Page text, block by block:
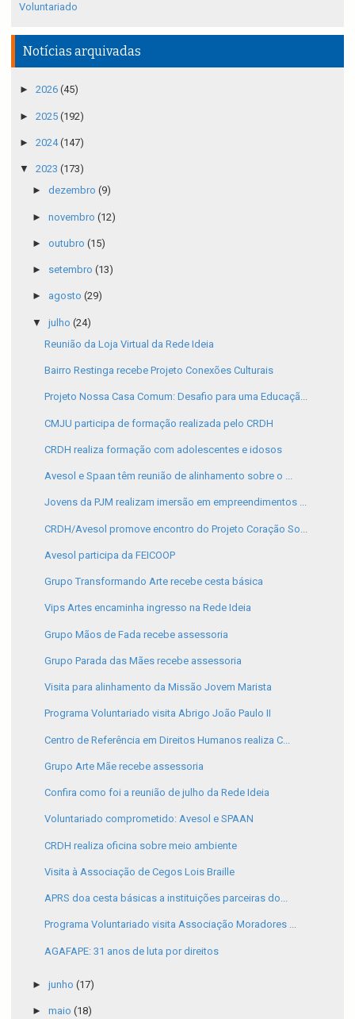
Voluntariado
Notícias arquivadas
► 2026 (45)
► 2025 (192)
► 2024(147)
▼ 2023 (173)
► dezembro (9)
► novembro (12)
► outubro (15)
► setembro (13)
► agosto (29)
▼ julho (24)
Reunião da Loja Virtual da Rede Ideia
Bairro Restinga recebe Projeto Conexões Culturais
Projeto Nossa Casa Comum: Desafio para uma Educaçã...
CMJU participa de formação realizada pelo CRDH
CRDH realiza formação com adolescentes e idosos
Avesol e Spaan têm reunião de alinhamento sobre o ...
Jovens da PJM realizam imersão em empreendimentos ...
CRDH/Avesol promove encontro do Projeto Coração So...
Avesol participa da FEICOOP
Grupo Transformando Arte recebe cesta básica
Vips Artes encaminha ingresso na Rede Ideia
Grupo Mãos de Fada recebe assessoria
Grupo Parada das Mães recebe assessoria
Visita para alinhamento da Missão Jovem Marista
Programa Voluntariado visita Abrigo João Paulo II
Centro de Referência em Direitos Humanos realiza C...
Grupo Arte Mãe recebe assessoria
Confira como foi a reunião de julho da Rede Ideia
Voluntariado comprometido: Avesol e SPAAN
CRDH realiza oficina sobre meio ambiente
Visita à Associação de Cegos Lois Braille
APRS doa cesta básicas a instituições parceiras do...
Programa Voluntariado visita Associação Moradores ...
AGAFAPE: 31 anos de luta por direitos
► junho (17)
► maio (18)